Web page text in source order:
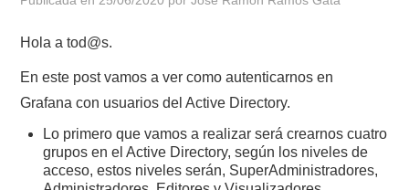
Hola a tod@s.
En este post vamos a ver como autenticarnos en
Grafana con usuarios del Active Directory.
Lo primero que vamos a realizar será crearnos cuatro
grupos en el Active Directory, según los niveles de
acceso, estos niveles serán, SuperAdministradores,